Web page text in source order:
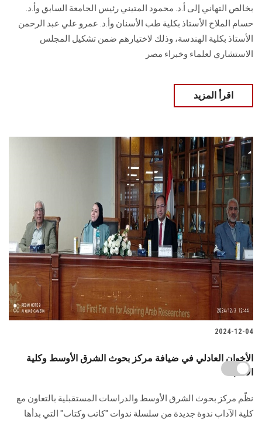
بخالص التهاني إلى أ.د. محمود المتيني رئيس الجامعة السابق وأ.د.
حسام الملاح الأستاذ بكلية طب الأسنان وأ.د. عمرو علي عبد الرحمن
الأستاذ بكلية الهندسة، وذلك لاختيارهم ضمن تشكيل المجلس
الاستشاري لعلماء ‏وخبراء مصر
اقرأ المزيد
2024-12-04
الأخوان العادلي في ضيافة مركز بحوث الشرق الأوسط وكلية
الآداب
‎نظّم مركز بحوث الشرق الأوسط والدراسات المستقبلية ‏بالتعاون مع
كلية الآداب ندوة جديدة من سلسلة ندوات "كاتب وكتاب" التي بدأها